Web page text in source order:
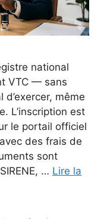
national
VTC — sans
même
L’inscription est
le portail officiel
des frais de
sont
… Lire la